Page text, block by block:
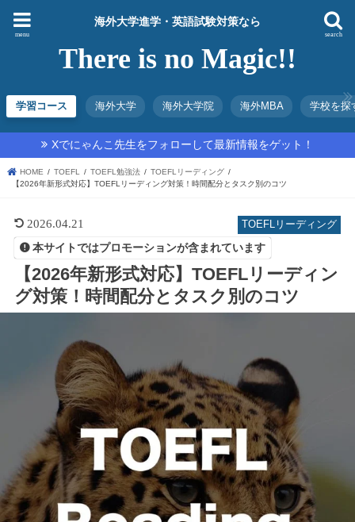
海外大学進学・英語試験対策なら
There is no Magic!!
search
menu
学習コース 海外大学 海外大学院 海外MBA 学校を探
Xでにゃんこ先生をフォローして最新情報をゲット！
HOME TOEFL TOEFL勉強法
TOEFLリーディング
【2026年新形式対応】TOEFLリーディング対策！時間配分とタスク別のコツ
TOEFLリーディング
2026.04.21
本サイトではプロモーションが含まれています
【2026年新形式対応】TOEFLリーディン
グ対策！時間配分とタスク別のコツ